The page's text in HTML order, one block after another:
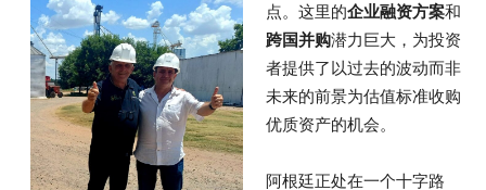
点。这里的企业融资方案和
跨国并购潜力巨大，为投资
者提供了以过去的波动而非
未来的前景为估值标准收购
优质资产的机会。
阿根廷正处在一个十字路